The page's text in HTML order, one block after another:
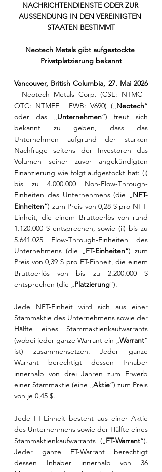
NACHRICHTENDIENSTE ODER ZUR
AUSSENDUNG IN DEN VEREINIGTEN
STAATEN BESTIMMT
Neotech Metals gibt aufgestockte
Privatplatzierung bekannt
Vancouver, British Columbia, 27. Mai 2026
– Neotech Metals Corp. (CSE: NTMC |
OTC: NTMFF | FWB: V690) („Neotech“
oder das „Unternehmen“) freut sich
bekannt zu geben, dass das
Unternehmen aufgrund der starken
Nachfrage seitens der Investoren das
Volumen seiner zuvor angekündigten
Finanzierung wie folgt aufgestockt hat: (i)
bis zu 4.000.000 Non-Flow-Through-
Einheiten des Unternehmens (die „NFT-
Einheiten“) zum Preis von 0,28 $ pro NFT-
Einheit, die einem Bruttoerlös von rund
1.120.000 $ entsprechen, sowie (ii) bis zu
5.641.025 Flow-Through-Einheiten des
Unternehmens (die „FT-Einheiten“) zum
Preis von 0,39 $ pro FT-Einheit, die einem
Bruttoerlös von bis zu 2.200.000 $
entsprechen (die „Platzierung“).
Jede NFT-Einheit wird sich aus einer
Stammaktie des Unternehmens sowie der
Hälfte eines Stammaktienkaufwarrants
(wobei jeder ganze Warrant ein „Warrant“
ist) zusammensetzen. Jeder ganze
Warrant berechtigt dessen Inhaber
innerhalb von drei Jahren zum Erwerb
einer Stammaktie (eine „Aktie“) zum Preis
von je 0,45 $.
Jede FT-Einheit besteht aus einer Aktie
des Unternehmens sowie der Hälfte eines
Stammaktienkaufwarrants („FT-Warrant“).
Jeder ganze FT-Warrant berechtigt
dessen Inhaber innerhalb von 36